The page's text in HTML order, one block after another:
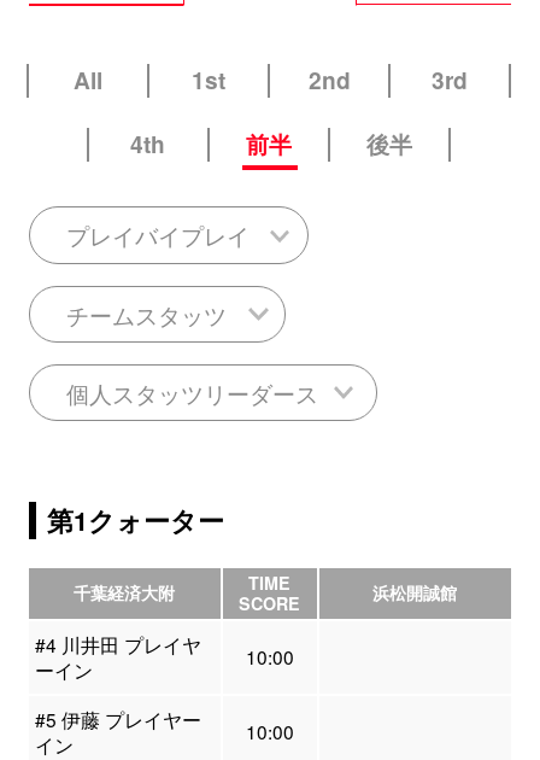
All 1st 2nd
3rd
4th
前半 後半
プレイバイプレイ
チームスタッツ
個人スタッツリーダース
第1クォーター
千葉経済大附
TIME
SCORE
浜松開誠館
#4 川井田 プレイヤ
ーイン
10:00
#5 伊藤 プレイヤー
イン
10:00